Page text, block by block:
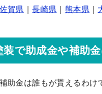
佐賀県 ｜長崎県 熊本県
装で助成金や補助
助金は誰もが貰えるわけ